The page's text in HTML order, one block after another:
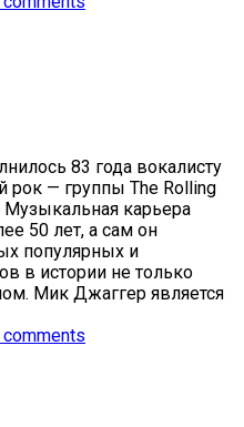
83 года вокалисту
рок — группы The Rolling
карьера
50 лет, а сам он
популярных и
в истории не только
Мик Джаггер является
comments